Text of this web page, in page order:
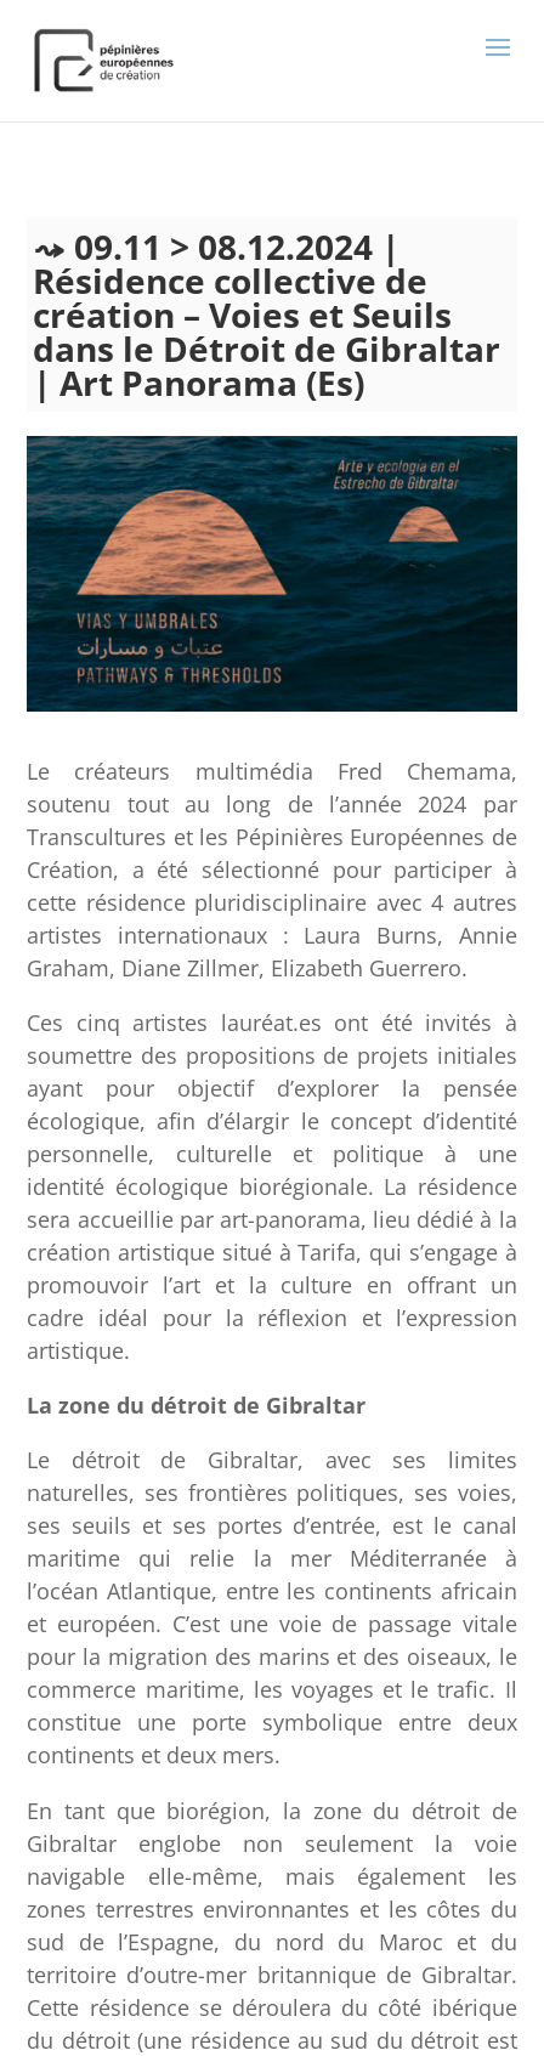
09.11 > 08.12.2024 |
Résidence collective de
création – Voies et Seuils
dans le Détroit de Gibraltar
| Art Panorama (Es)
Le créateurs multimédia Fred Chemama,
soutenu tout au long de l’année 2024 par
Transcultures et les Pépinières Européennes de
Création, a été sélectionné pour participer à
cette résidence pluridisciplinaire avec 4 autres
artistes internationaux : Laura Burns, Annie
Graham, Diane Zillmer, Elizabeth Guerrero.
Ces cinq artistes lauréat.es ont été invités à
soumettre des propositions de projets initiales
ayant pour objectif d’explorer la pensée
écologique, afin d’élargir le concept d’identité
personnelle, culturelle et politique à une
identité écologique biorégionale. La résidence
sera accueillie par art-panorama, lieu dédié à la
création artistique situé à Tarifa, qui s’engage à
promouvoir l’art et la culture en offrant un
cadre idéal pour la réflexion et l’expression
artistique.
La zone du détroit de Gibraltar
Le détroit de Gibraltar, avec ses limites
naturelles, ses frontières politiques, ses voies,
ses seuils et ses portes d’entrée, est le canal
maritime qui relie la mer Méditerranée à
l’océan Atlantique, entre les continents africain
et européen. C’est une voie de passage vitale
pour la migration des marins et des oiseaux, le
commerce maritime, les voyages et le trafic. Il
constitue une porte symbolique entre deux
continents et deux mers.
En tant que biorégion, la zone du détroit de
Gibraltar englobe non seulement la voie
navigable elle-même, mais également les
zones terrestres environnantes et les côtes du
sud de l’Espagne, du nord du Maroc et du
territoire d’outre-mer britannique de Gibraltar.
Cette résidence se déroulera du côté ibérique
du détroit (une résidence au sud du détroit est